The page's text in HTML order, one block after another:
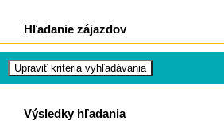
Hľadanie zájazdov
Výsledky hľadania